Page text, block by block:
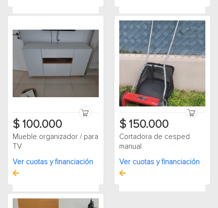
$ 100.000
Mueble organizador / para
TV
Ver cuotas y financiación
$ 150.000
Cortadora de cesped
manual
Ver cuotas y financiación